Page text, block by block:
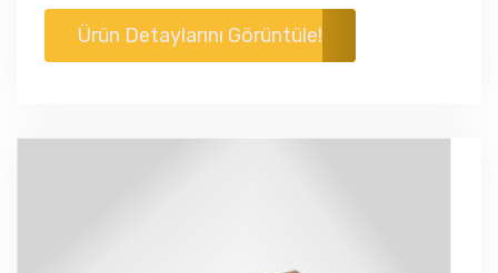
Ürün Detaylarını Görüntüle!